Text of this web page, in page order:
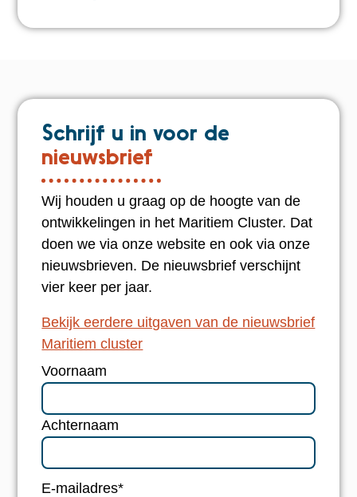
Schrijf u in voor de
nieuwsbrief
Wij houden u graag op de hoogte van de
ontwikkelingen in het Maritiem Cluster. Dat
doen we via onze website en ook via onze
nieuwsbrieven. De nieuwsbrief verschijnt
vier keer per jaar.
Bekijk eerdere uitgaven van de nieuwsbrief
Maritiem cluster
Naam*
Voornaam
Achternaam
E-mailadres*